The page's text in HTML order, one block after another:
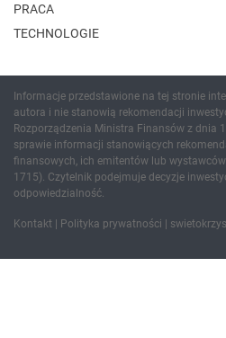
PRACA
TECHNOLOGIE
Informacje przedstawione na tej stronie
autora i nie stanowią rekomendacji
Rozporządzenia Ministra Finansów z dnia
sprawie informacji stanowiących
finansowych, ich emitentów lub wystawców
1715). Czytelnik podejmuje decyzje
odpowiedzialność.
Kontakt | Polityka prywatności |